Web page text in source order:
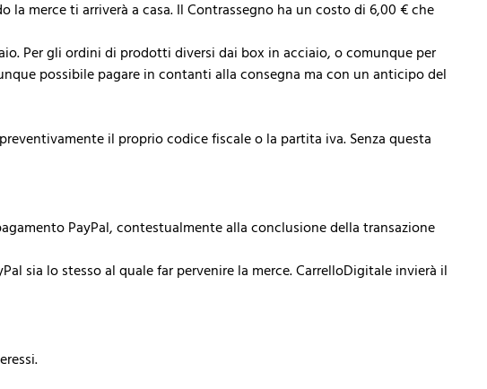
merce ti arriverà a casa. Il Contrassegno ha un costo di 6,00 € che
Per gli ordini di prodotti diversi dai box in acciaio, o comunque per
possibile pagare in contanti alla consegna ma con un anticipo del
il proprio codice fiscale o la partita iva. Senza questa
PayPal, contestualmente alla conclusione della transazione
sia lo stesso al quale far pervenire la merce. CarrelloDigitale invierà il